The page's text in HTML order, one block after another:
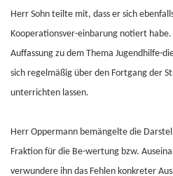
Herr Sohn teilte mit, dass er sich
Kooperationsver-einbarung notiert
Auffassung zu dem Thema Jugendhilfe-
sich regelmäßig über den Fortgang der
unterrichten lassen.
Herr Oppermann bemängelte die
Fraktion für die Be-wertung bzw.
verwundere ihn das Fehlen konkreter